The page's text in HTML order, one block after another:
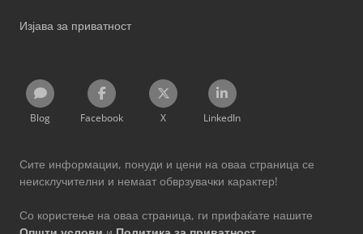
Изјава за приватност
Blog Facebook X LinkedIn
Сите информации, понуди и цени на оваа страница се
неисклучителни и немаат обврзувачки карактер!
Со користење на оваа страница, ги прифаќате нашите